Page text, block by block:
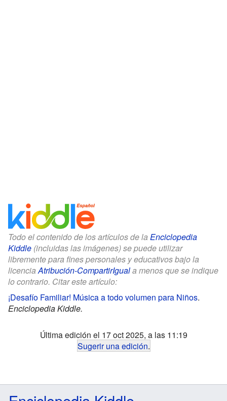
Todo el contenido de los artículos de la Enciclopedia
Kiddle (incluidas las imágenes) se puede utilizar
libremente para fines personales y educativos bajo la
licenciaAtribución-CompartirIguala menos que se indique
lo contrario. Citar este artículo:
¡Desafío Familiar! Música a todo volumen para Niños.
Enciclopedia Kiddle.
Última edición el 17 oct 2025, a las 11:19
Sugerir una edición.